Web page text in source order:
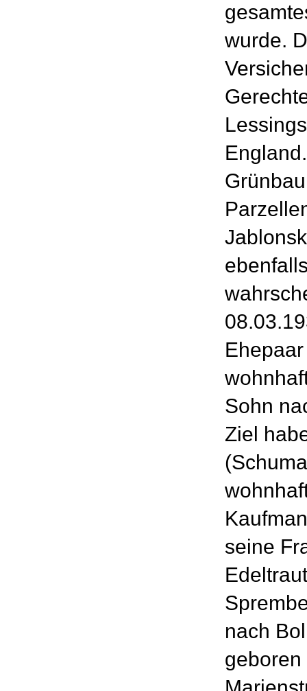
wurde.
Sohn
Ziel
seine
nach